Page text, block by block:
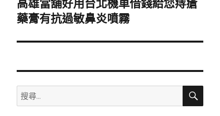
下
一
文
高雄當舖好用台北機車借錢給您痔瘡
藥膏有抗過敏鼻炎噴霧
搜
尋
搜